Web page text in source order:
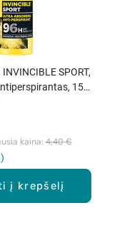
į krepšelį
INVINCIBLE SPORT,
150
kaina: 4,40 €